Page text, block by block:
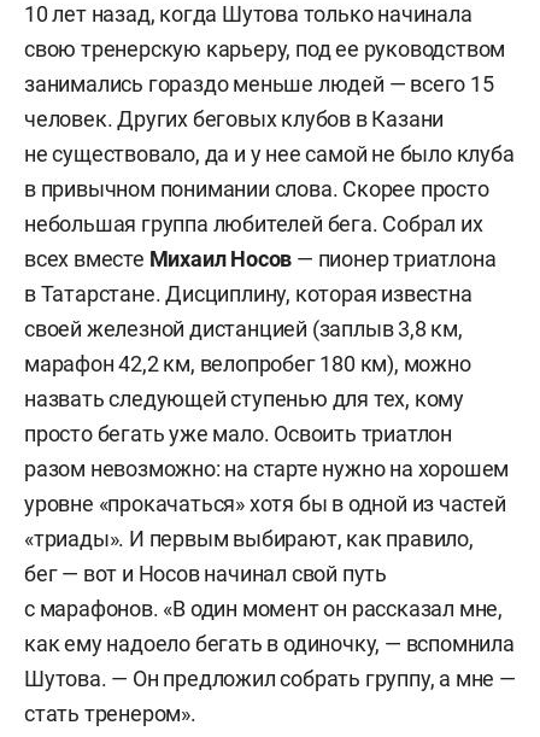
10 лет назад, когда Шутова только начинала
свою тренерскую карьеру, под ее руководством
занимались гораздо меньше людей — всего 15
человек. Других беговых клубов в Казани
не существовало, да и у нее самой не было клуба
в привычном понимании слова. Скорее просто
небольшая группа любителей бега. Собрал их
всех вместе Михаил Носов — пионер триатлона
в Татарстане. Дисциплину, которая известна
своей железной дистанцией (заплыв 3,8 км,
марафон 42,2 км, велопробег 180 км), можно
назвать следующей ступенью для тех, кому
просто бегать уже мало. Освоить триатлон
разом невозможно: на старте нужно на хорошем
уровне «прокачаться» хотя бы в одной из частей
«триады». И первым выбирают, как правило,
бег — вот и Носов начинал свой путь
с марафонов. «В один момент он рассказал мне,
как ему надоело бегать в одиночку, — вспомнила
Шутова. — Он предложил собрать группу, а мне —
стать тренером».